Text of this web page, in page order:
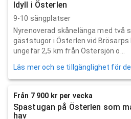
Idyll i Österlen
9-10 sängplatser
Nyrenoverad skånelänga med
gäststugor i Österlen vid Brösarps
ungefär 2,5 km från Östersjön o...
Läs mer och se tillgänglighet för
Från 7 900 kr per vecka
Spastugan på Österlen som
hav